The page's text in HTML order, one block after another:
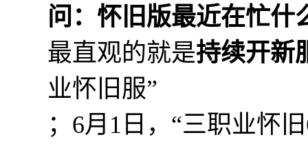
问：怀旧版最近在忙什
最直观的就是持续开新
业怀旧服”
；6月1日，“三职业怀